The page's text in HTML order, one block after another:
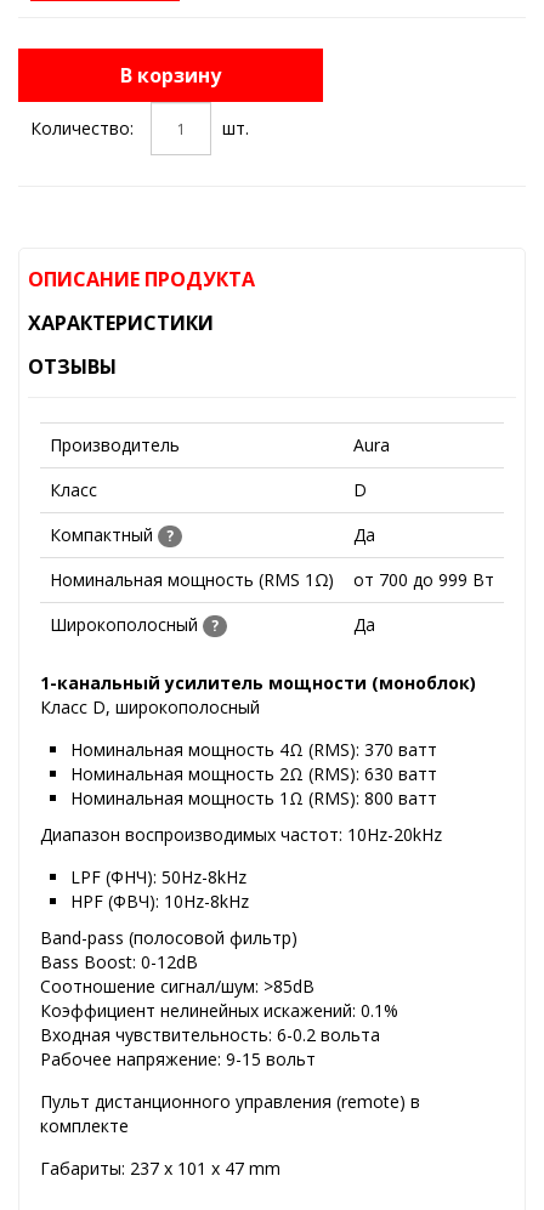
В корзину
Количество: шт.
ОПИСАНИЕ ПРОДУКТА
ХАРАКТЕРИСТИКИ
ОТЗЫВЫ
Производитель
Aura
Класс
D
Компактный
?
Да
Номинальная мощность (RMS 1Ω)
от 700 до 999 Вт
Широкополосный
? Да
1-канальный усилитель мощности (моноблок)
Класс D, широкополосный
Номинальная мощность 4Ω (RMS): 370 ватт
Номинальная мощность 2Ω (RMS): 630 ватт
Номинальная мощность 1Ω (RMS): 800 ватт
Диапазон воспроизводимых частот: 10Hz-20kHz
LPF (ФНЧ): 50Hz-8kHz
HPF (ФВЧ): 10Hz-8kHz
Band-pass (полосовой фильтр)
Bass Boost: 0-12dB
Соотношение сигнал/шум: >85dB
Коэффициент нелинейных искажений: 0.1%
Входная чувствительность: 6-0.2 вольта
Рабочее напряжение: 9-15 вольт
Пульт дистанционного управления (remote) в
комплекте
Габариты: 237 x 101 x 47 mm